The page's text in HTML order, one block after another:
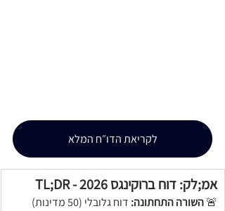
לקריאת הדו״ח המלא
TL;DR - אמ;לק: דוח ברוקינגס 2026
🚨 השורה התחתונה:
דוח גלובלי (50 מדינות)